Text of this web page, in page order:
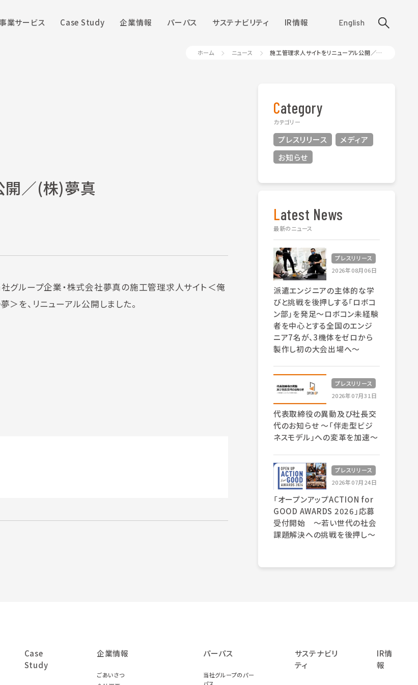
業サービス Case Study 企業情報 パーパス サステナビリティ IR情報 English
ホーム ニュース 施工管理求人サイトをリニューアル公開／(株)夢真
開／(株)夢真
グループ企業・株式会社夢真の施工管理求人サイト＜俺
＞を、リニューアル公開しました。
Category
カテゴリー
プレスリリース
メディア
お知らせ
Latest News
最新のニュース
プレスリリース
2026年08月06日
派遣エンジニアの主体的な学
びと挑戦を後押しする「ロボコ
ン部」を発足～ロボコン未経験
者を中心とする全国のエンジ
ニア7名が、3機体をゼロから
製作し初の大会出場へ～
プレスリリース
2026年07月31日
代表取締役の異動及び社長交
代のお知らせ 〜「伴走型ビジ
ネスモデル」への変革を加速〜
プレスリリース
2026年07月24日
「オープンアップACTION for
GOOD AWARDS 2026」応募
受付開始 〜若い世代の社会
課題解決への挑戦を後押し〜
Case
Study
企業情報
ごあいさつ
パーパス
当社グループのパー
パス
サステナビリ
ティ
IR情
報